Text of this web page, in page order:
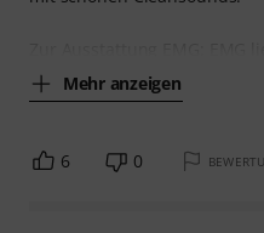
Mehr anzeigen
6 0